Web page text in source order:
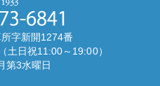
字新開1274番
土日祝11:00～19:00）
第3水曜日